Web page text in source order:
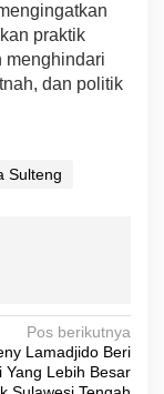
praktik
menghindari
dan politik
Sulteng
Pos berikutnya
Lamadjido Beri
Yang Lebih Besar